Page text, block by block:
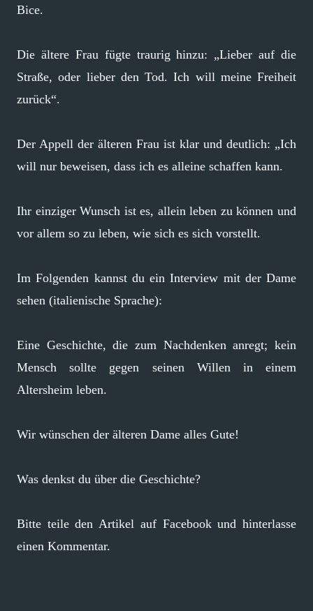
Bice.
Die ältere Frau fügte traurig hinzu: „Lieber auf die
Straße, oder lieber den Tod. Ich will meine Freiheit
zurück“.
Der Appell der älteren Frau ist klar und deutlich: „Ich
will nur beweisen, dass ich es alleine schaffen kann.
Ihr einziger Wunsch ist es, allein leben zu können und
vor allem so zu leben, wie sich es sich vorstellt.
Im Folgenden kannst du ein Interview mit der Dame
sehen (italienische Sprache):
Eine Geschichte, die zum Nachdenken anregt; kein
Mensch sollte gegen seinen Willen in einem
Altersheim leben.
Wir wünschen der älteren Dame alles Gute!
Was denkst du über die Geschichte?
Bitte teile den Artikel auf Facebook und hinterlasse
einen Kommentar.